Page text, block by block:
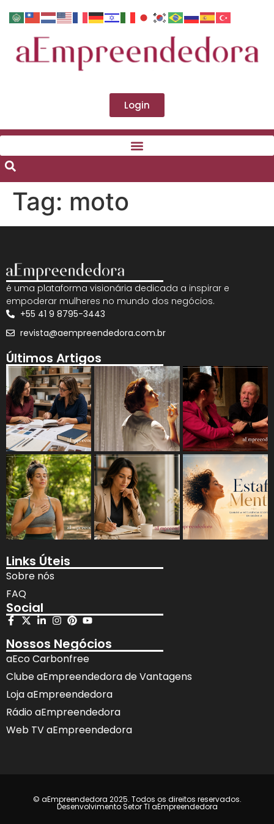
Login
Tag: moto
é uma plataforma visionária dedicada a inspirar e
empoderar mulheres no mundo dos negócios.
+55 41 9 8795-3443
revista@aempreendedora.com.br
Últimos Artigos
Links Úteis
Sobre nós
FAQ
Social
Nossos Negócios
aEco Carbonfree
Clube aEmpreendedora de Vantagens
Loja aEmpreendedora
Rádio aEmpreendedora
Web TV aEmpreendedora
© aEmpreendedora 2025. Todos os direitos reservados.
Desenvolvimento Setor TI aEmpreendedora